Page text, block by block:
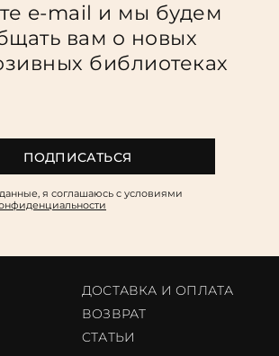
e-mail и мы будем
вам о новых
библиотеках
ПОДПИСАТЬСЯ
я соглашаюсь c условиями
ДОСТАВКА И ОПЛАТА
ВОЗВРАТ
CТАТЬИ